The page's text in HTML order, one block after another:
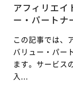
アフィリエイ
ー・パート
この記事では、
バリュー・パー
ます。サービス
入...